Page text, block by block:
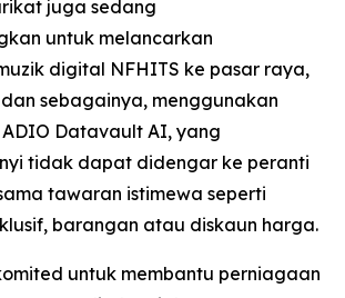
juga sedang
untuk melancarkan
digital NFHITS ke pasar raya,
sebagainya, menggunakan
Datavault AI, yang
tidak dapat didengar ke peranti
tawaran istimewa seperti
barangan atau diskaun harga.
untuk membantu perniagaan